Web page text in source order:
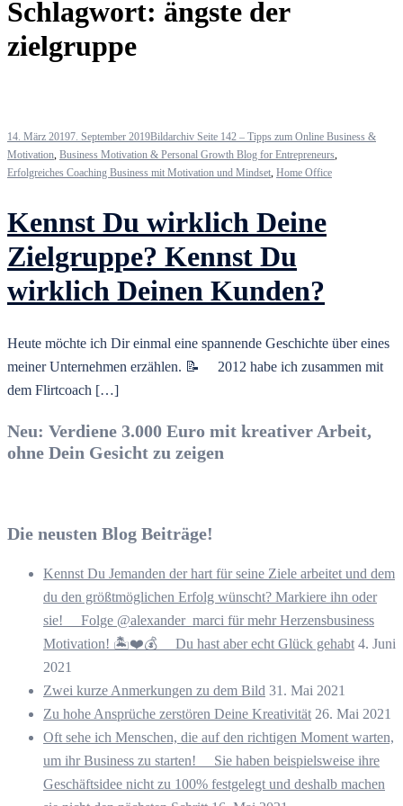
Schlagwort: ängste der
zielgruppe
14. März 20197. September 2019Bildarchiv Seite 142 – Tipps zum Online Business &
Motivation, Business Motivation & Personal Growth Blog for Entrepreneurs,
Erfolgreiches Coaching Business mit Motivation und Mindset, Home Office
Kennst Du wirklich Deine
Zielgruppe? Kennst Du
wirklich Deinen Kunden?
Heute möchte ich Dir einmal eine spannende Geschichte über eines
meiner Unternehmen erzählen. 📝 ⠀ 2012 habe ich zusammen mit
dem Flirtcoach […]
Neu: Verdiene 3.000 Euro mit kreativer Arbeit,
ohne Dein Gesicht zu zeigen
Die neusten Blog Beiträge!
Kennst Du Jemanden der hart für seine Ziele arbeitet und dem
du den größtmöglichen Erfolg wünscht? Markiere ihn oder
sie! ⠀ Folge @alexander_marci für mehr Herzensbusiness
Motivation! 🏝️❤️💰 ⠀ Du hast aber echt Glück gehabt 4. Juni
2021
Zwei kurze Anmerkungen zu dem Bild 31. Mai 2021
Zu hohe Ansprüche zerstören Deine Kreativität 26. Mai 2021
Oft sehe ich Menschen, die auf den richtigen Moment warten,
um ihr Business zu starten! ⠀ Sie haben beispielsweise ihre
Geschäftsidee nicht zu 100% festgelegt und deshalb machen